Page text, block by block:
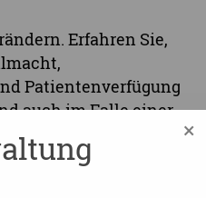
Erfahren Sie,
Patientenverfügung
auch im Falle einer
bleiben.
arrierearm
×